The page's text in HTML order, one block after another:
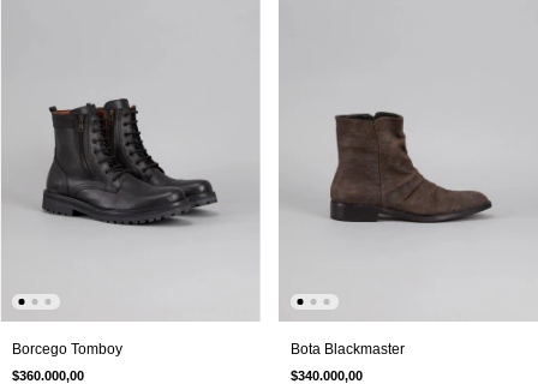
Borcego Tomboy
$360.000,00
Bota Blackmaster
$340.000,00